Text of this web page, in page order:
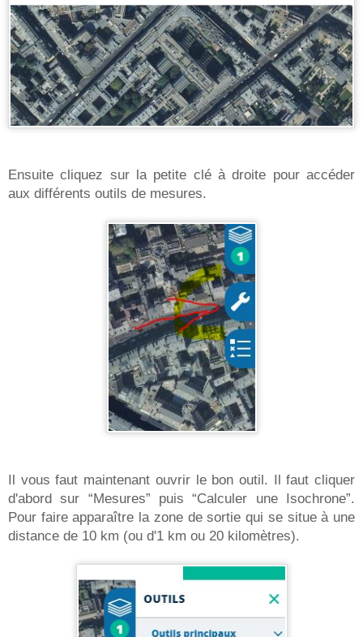
Ensuite cliquez sur la petite clé à droite pour accéder
aux différents outils de mesures.
Il vous faut maintenant ouvrir le bon outil. Il faut cliquer
d'abord sur “Mesures” puis “Calculer une Isochrone”.
Pour faire apparaître la zone de sortie qui se situe à une
distance de 10 km (ou d'1 km ou 20 kilomètres).